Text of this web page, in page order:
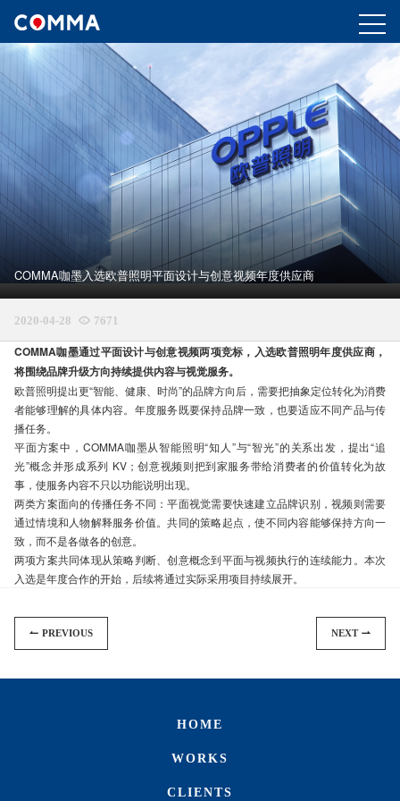
COMMA咖墨入选欧普照明平面设计与创意视频年度供应商
2020-04-28  7671
COMMA咖墨通过平面设计与创意视频两项竞标，入选欧普照明年度供应商，
将围绕品牌升级方向持续提供内容与视觉服务。
欧普照明提出更“智能、健康、时尚”的品牌方向后，需要把抽象定位转化为消费
者能够理解的具体内容。年度服务既要保持品牌一致，也要适应不同产品与传
播任务。
平面方案中，COMMA咖墨从智能照明“知人”与“智光”的关系出发，提出“追
光”概念并形成系列 KV；创意视频则把到家服务带给消费者的价值转化为故
事，使服务内容不只以功能说明出现。
两类方案面向的传播任务不同：平面视觉需要快速建立品牌识别，视频则需要
通过情境和人物解释服务价值。共同的策略起点，使不同内容能够保持方向一
致，而不是各做各的创意。
两项方案共同体现从策略判断、创意概念到平面与视频执行的连续能力。本次
入选是年度合作的开始，后续将通过实际采用项目持续展开。
PREVIOUS NEXT
HOME
WORKS
CLIENTS